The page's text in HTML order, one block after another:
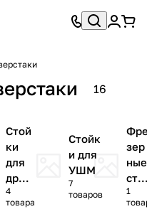
16
Стой
ки
для
дрел
ей
4
товара
Стойк
и для
УШМ
7
товаров
зер
ные
ы
1